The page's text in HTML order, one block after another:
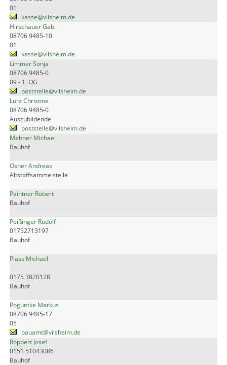
01
kasse@vilsheim.de
Hirschauer Gabi
08706 9485-10
01
kasse@vilsheim.de
Limmer Sonja
08706 9485-0
09 - 1. OG
poststelle@vilsheim.de
Lurz Christine
08706 9485-0
Auszubildende
poststelle@vilsheim.de
Mehner Michael
Bauhof
Osner Andreas
Altstoffsammelstelle
Paintner Robert
Bauhof
Peißinger Rudolf
01752713197
Bauhof
Plass Michael
0175 3820128
Bauhof
Poguntke Markus
08706 9485-17
05
bauamt@vilsheim.de
Roppert Josef
0151 51043086
Bauhof